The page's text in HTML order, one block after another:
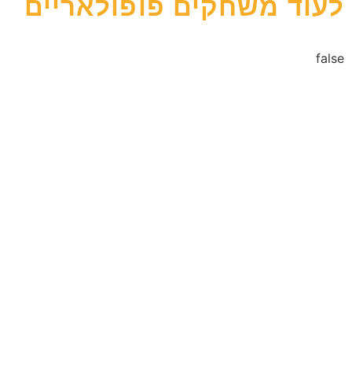
לעוד משחקים פופולאריים
false